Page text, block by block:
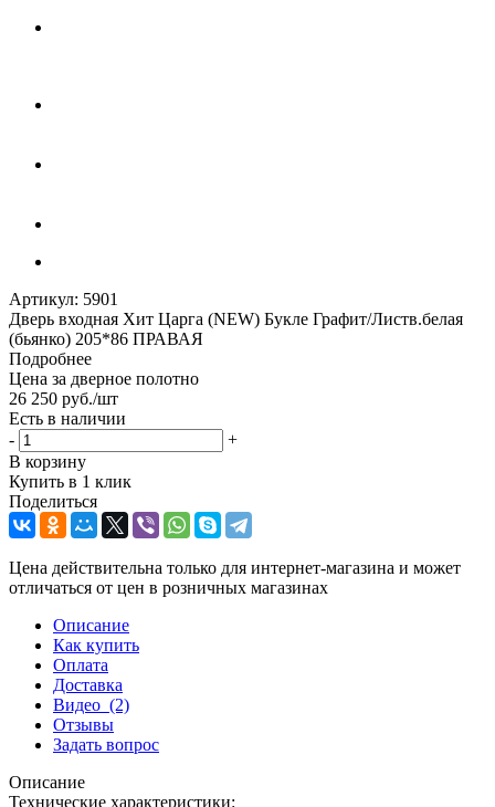
Артикул: 5901
Дверь входная Хит Царга (NEW) Букле Графит/Листв.белая
(бьянко) 205*86 ПРАВАЯ
Подробнее
Цена за дверное полотно
26 250 руб./шт
Есть в наличии
-
+
В корзину
Купить в 1 клик
Поделиться
Цена действительна только для интернет-магазина и может
отличаться от цен в розничных магазинах
Описание
Как купить
Оплата
Доставка
Видео (2)
Отзывы
Задать вопрос
Описание
Технические характеристики: